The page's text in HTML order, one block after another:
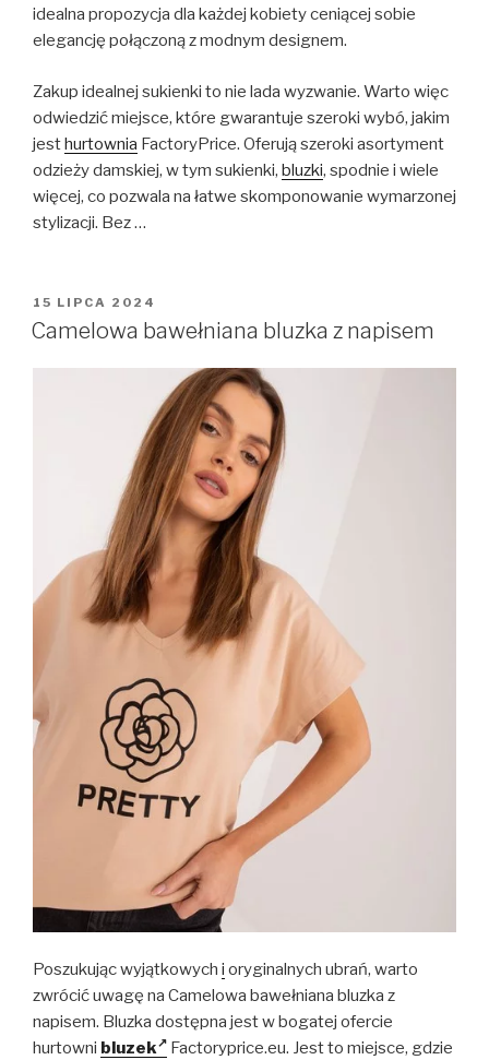
idealna propozycja dla każdej kobiety ceniącej sobie
elegancję połączoną z modnym designem.
Zakup idealnej sukienki to nie lada wyzwanie. Warto więc
odwiedzić miejsce, które gwarantuje szeroki wybó, jakim
jesthurtownia FactoryPrice. Oferują szeroki asortyment
odzieży damskiej, w tym sukienki, bluzki, spodnie i wiele
więcej, co pozwala na łatwe skomponowanie wymarzonej
stylizacji. Bez …
OPUBLIKOWANE
W
15 LIPCA 2024
Camelowa bawełniana bluzka z napisem
Poszukując wyjątkowych i oryginalnych ubrań, warto
zwrócić uwagę na Camelowa bawełniana bluzka z
napisem. Bluzka dostępna jest w bogatej ofercie
hurtowni bluzek
Factoryprice.eu. Jest to miejsce, gdzie